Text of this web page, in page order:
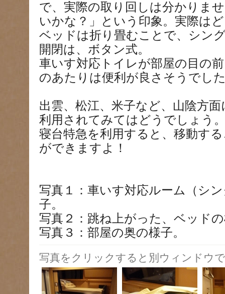
で、実際の取り回しは分かりま
いかな？」という印象。実際は
ベッドは折り畳むことで、シン
開閉は、ボタン式。
車いす対応トイレが部屋の目の
のあたりは便利が良さそうでし
出雲、松江、米子など、山陰方
利用されてみてはどうでしょう
寝台特急を利用すると、移動す
ができますよ！
写真１：車いす対応ルーム（シ
子。
写真２：跳ね上がった、ベッド
写真３：部屋の奥の様子。
写真をクリックすると別ウィンドウ